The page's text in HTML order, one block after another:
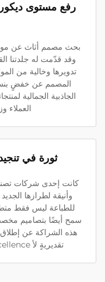
رفع مستوى
بحث مصمم أثاث عن
وقد قدّمت له جلدتنا
تدويرها وخالية من
الجاذبية الجمالية
العملاء
ثورة في
كانت إحدى شركات
وأنيقة لطرازها
للطباعة ليس فقط
سمح أيضًا بتصاميم
هذه الشراكة عن
تقديريةٍ لأ excellence في تصميم المقصورة الداخلية.